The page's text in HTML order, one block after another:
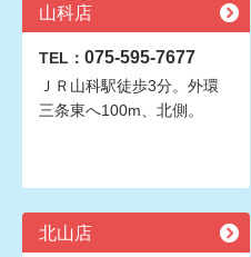
山科店
TEL： 075-595-7677
ＪＲ山科駅徒歩3分。外環
三条東へ100m、北側。
北山店